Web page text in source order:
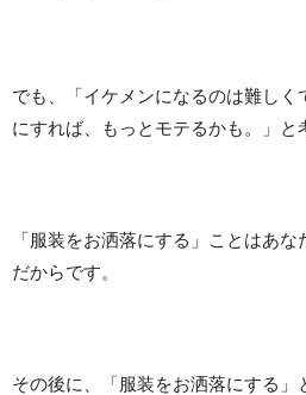
でも、「イケメンになるのは難しく
にすれば、もっとモテるかも。」と
「服装をお洒落にする」ことはあ
だからです。
その後に、「服装をお洒落にする